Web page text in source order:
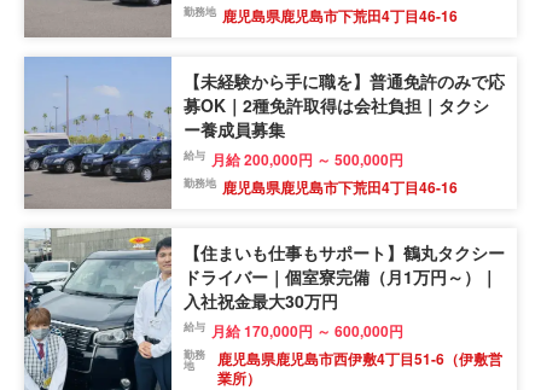
勤務地 鹿児島県鹿児島市下荒田4丁目46-16
【未経験から手に職を】普通免許のみで応
募OK｜2種免許取得は会社負担｜タクシ
ー養成員募集
給与 月給 200,000円 ～ 500,000円
勤務地 鹿児島県鹿児島市下荒田4丁目46-16
【住まいも仕事もサポート】鶴丸タクシー
ドライバー｜個室寮完備（月1万円～）｜
入社祝金最大30万円
給与 月給 170,000円 ～ 600,000円
勤務
地
鹿児島県鹿児島市西伊敷4丁目51-6（伊敷営
業所）